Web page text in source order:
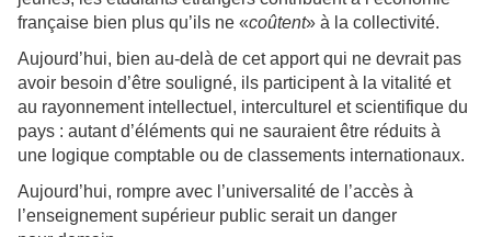
française bien plus qu’ils ne «coûtent» à la collectivité.
Aujourd’hui, bien au-delà de cet apport qui ne devrait pas
avoir besoin d’être souligné, ils participent à la vitalité et
au rayonnement intellectuel, interculturel et scientifique du
pays : autant d’éléments qui ne sauraient être réduits à
une logique comptable ou de classements internationaux.
Aujourd’hui, rompre avec l’universalité de l’accès à
l’enseignement supérieur public serait un danger